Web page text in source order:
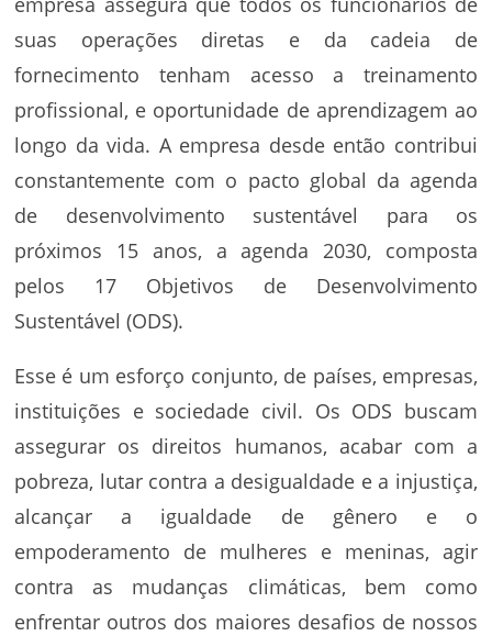
suas operações diretas e da cadeia de
fornecimento tenham acesso a treinamento
profissional, e oportunidade de aprendizagem ao
longo da vida. A empresa desde então contribui
constantemente com o pacto global da agenda
de desenvolvimento sustentável para os
próximos 15 anos, a agenda 2030, composta
pelos 17 Objetivos de Desenvolvimento
Sustentável (ODS).
Esse é um esforço conjunto, de países, empresas,
instituições e sociedade civil. Os ODS buscam
assegurar os direitos humanos, acabar com a
pobreza, lutar contra a desigualdade e a injustiça,
alcançar a igualdade de gênero e o
empoderamento de mulheres e meninas, agir
contra as mudanças climáticas, bem como
enfrentar outros dos maiores desafios de nossos